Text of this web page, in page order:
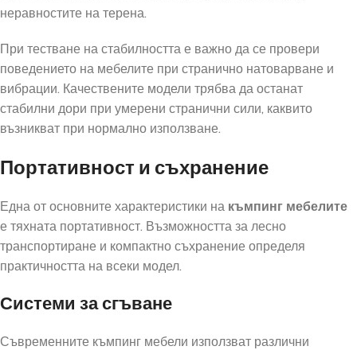
неравностите на терена.
При тестване на стабилността е важно да се провери
поведението на мебелите при странично натоварване и
вибрации. Качествените модели трябва да останат
стабилни дори при умерени странични сили, каквито
възникват при нормално използване.
Портативност и съхранение
Една от основните характеристики на къмпинг мебелите
е тяхната портативност. Възможността за лесно
транспортиране и компактно съхранение определя
практичността на всеки модел.
Системи за сгъване
Съвременните къмпинг мебели използват различни